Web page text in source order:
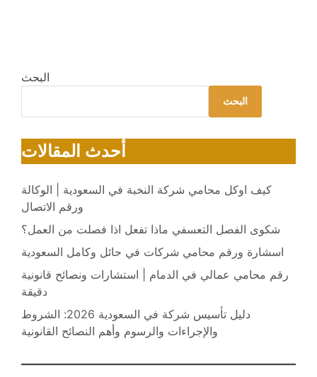
البحث
البحث
أحدث المقالات
كيف اوكل محامي شركة النخبة في السعودية | الوكالة
ورقم الاتصال
شكوى الفصل التعسفي ماذا تفعل اذا فصلت من العمل؟
اسشارة ورقم محامي شركات في حائل وكامل السعودية
رقم محامي عمالي في الدمام | استشارات ونصائح قانونية
دقيقة
دليل تأسيس شركة في السعودية 2026: الشروط
والإجراءات والرسوم وأهم النصائح القانونية